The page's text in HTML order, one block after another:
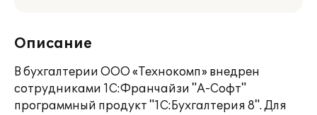
Описание
В бухгалтерии ООО «Технокомп» внедрен
сотрудниками 1С:Франчайзи "А-Софт"
программный продукт "1С:Бухгалтерия 8". Для